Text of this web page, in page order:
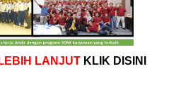
LANJUT KLIK DISINI